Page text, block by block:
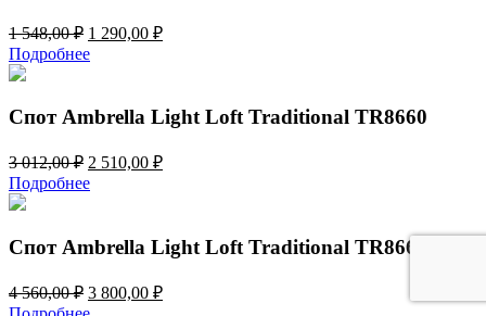
1 548,00₽ Первоначальная
цена
составляла
548,00 ₽.
1 290,00 ₽Текущая
Подробнее
Спот Ambrella Light Loft Traditional TR8660
3 012,00₽ Первоначальная
цена
составляла
012,00 ₽.
2 510,00 ₽Текущая
Подробнее
Спот Ambrella Light Loft Traditional TR8661
4 560,00₽ Первоначальная
цена
3 800,00 ₽Текущая